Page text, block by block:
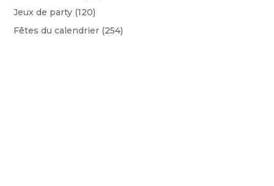
Jeux de party (120)
Fêtes du calendrier (254)